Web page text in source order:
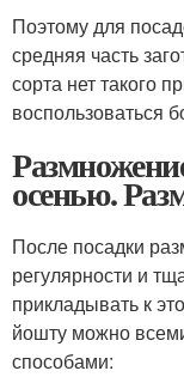
Поэтому для
средняя часть
сорта нет такого
воспользоваться
осенью.
После посадки
регулярности и
прикладывать к
йошту можно
способами: